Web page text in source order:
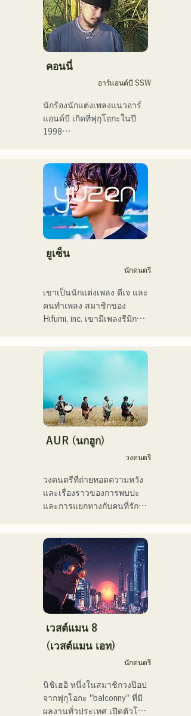
ฉันรักดนตรีมาตั้งแต่เด็ก
หลังจากเข้ามัธยมปลาย ฉัน
เริ่มร้องเพลงต่อหน้าผู้คน และ
ฉันหวังว่าจะสร้างสรรค์
ดนตรีที่เชื่อมโยงกับทุกคน
2022
・เพลงต้นฉบับของฉัน
"Pudding" จะถูกใช้เป็นเพลง
เปิดของสถานีวิทยุ KBC ในปี
2024
ฉันมีกำหนดขึ้นแสดงในงาน
Charity Musicthon ที่
Daimaru Passage Plaza ใน
วันที่ 24 ธันวาคม 2024
คอนนี่
อาร์แอนด์บี SSW
นักร้องนักแต่งเพลงแนวอาร์
แอนด์บี เกิดที่ฟุกุโอกะในปี
1998
กุโอกะ กับแทมในชื่อ
MAVRIQ (เดิมชื่อ MELTY
LOUNGE)
ในปี 2022 เธอเริ่มแสดงเดี่ยว
ในชื่อ Kønny
เธอผสมผสานดนตรีอาร์
แอนด์บียุค 90 และ 2000 ที่มี
ใหม่ เสียงหวานๆ และงาน
ประสานเสียงแนวอาร์แอนด์
บีเป็นครั้งคราวคือเสน่ห์ของ
สนใจกับสไตล์อันล้ำสมัยของ
ยูเซ็น
นักดนตรี
เขาเป็นนักแต่งเพลง ดีเจ และ
คนทำเพลง สมาชิกของ
Hifumi, inc. เขามีเพลงรีมิกซ์
ประเทศ ทักษะการแสดงบน
ยกย่องอย่างสูง
เขาเคยแสดงในงานอีเวนต์
มากมาย รวมถึง "EDP lab
tour" และ "VIRTUAFREAK
@ Shinkiba AGEHA"
ต่อเนื่อง เพลง "Life Size
feat. Tenki Okome" ร่วมกับ
VTuber "Tenki Okome" ขึ้น
อันดับ 1 บนชาร์ต iTunes
electro และยังติดอันดับเพลย์
ลิสต์อย่างเป็นทางการบน
Spotify อีกด้วย
เขายังเคยแต่งเพลงให้กับ
NEGI☆U ของวง "hololive"
ของเขาที่ออกโดย holox เมื่อ
ปลายปี 2022 ก็มียอดผู้ชม
ทะลุ 2 ล้านครั้ง ส่งผลให้เขา
AUR (นกฮูก)
วงดนตรี
วงดนตรีที่ถ่ายทอดความหวัง
และเรื่องราวของการพบปะ
และการแยกทางกับคนที่รัก
หน้าต่อไป โดยใส่ความรู้สึก
เหล่านี้ลงในเนื้อเพลง และ
สร้างสรรค์เพลงที่มีการเรียบ
เรียงเฉพาะตัวของสมาชิก
แต่ละคน
เวสต์แมน 8
(เวสต์แมน เอท)
นักดนตรี
นิชิเฮอิ หนึ่งในสมาชิกวงป๊อป
จากฟุกุโอกะ "balconny" ที่มี
ผลงานทั่วประเทศ เปิดตัวโปร